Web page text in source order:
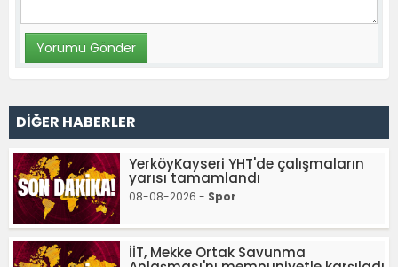
DİĞER HABERLER
YerköyKayseri YHT'de çalışmaların
yarısı tamamlandı
08-08-2026 - Spor
İİT, Mekke Ortak Savunma